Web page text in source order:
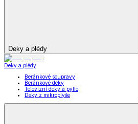
Deky a plédy
Deky a plédy
Beránkové soupravy
Beránkové deky
Televizní deky a pytle
Deky z mikroplyše